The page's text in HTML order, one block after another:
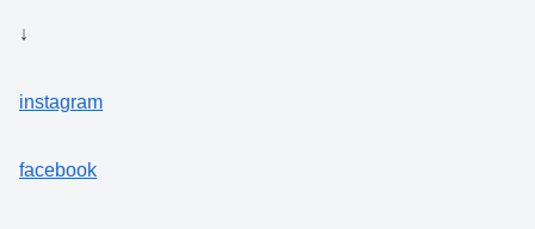
↓
instagram
facebook